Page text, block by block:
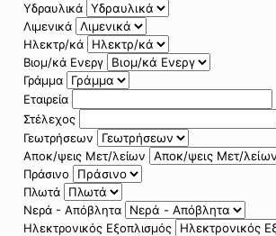
Υδραυλικά
Λιμενικά
Ηλεκτρ/κά
Βιομ/κά Ενεργ
Γράμμα
Εταιρεία
Στέλεχος
Γεωτρήσεων
Αποκ/ψεις Μετ/λείων
Πράσινο
Πλωτά
Νερά - Απόβλητα
Ηλεκτρονικός Εξοπλισμός